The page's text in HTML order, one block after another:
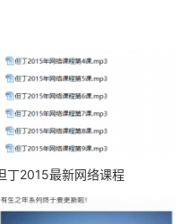
丁2015最新网络课程